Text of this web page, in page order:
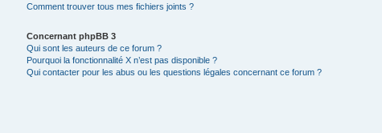
Comment trouver tous mes fichiers joints ?
Concernant phpBB 3
Qui sont les auteurs de ce forum ?
Pourquoi la fonctionnalité X n’est pas disponible ?
Qui contacter pour les abus ou les questions légales concernant ce forum ?